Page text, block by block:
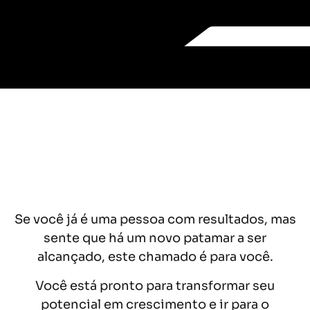
acelera seu crescimento, mas também
Se você já é uma pessoa com resultados, mas
sente que há um novo patamar a ser
alcançado, este chamado é para você.
Você está pronto para transformar seu
potencial em crescimento e ir para o